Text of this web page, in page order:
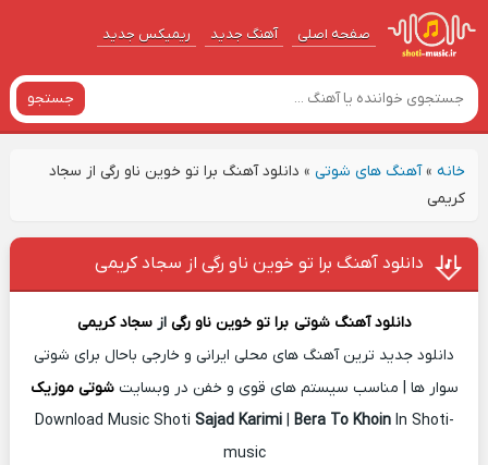
صفحه اصلی آهنگ‌ جدید ریمیکس جدید
جستجو
خانه»آهنگ های شوتی» دانلود آهنگ برا تو خوین ناو رگی از سجاد
کریمی
دانلود آهنگ برا تو خوین ناو رگی از سجاد کریمی
دانلود آهنگ شوتی برا تو خوین ناو رگی ازسجاد کریمی
دانلود جدید ترین آهنگ های محلی ایرانی و خارجی باحال برای شوتی
سوار ها | مناسب سیستم های قوی و خفن در وبسایتشوتی موزیک
Download Music Shoti Sajad Karimi| Bera To KhoinIn Shoti-
music